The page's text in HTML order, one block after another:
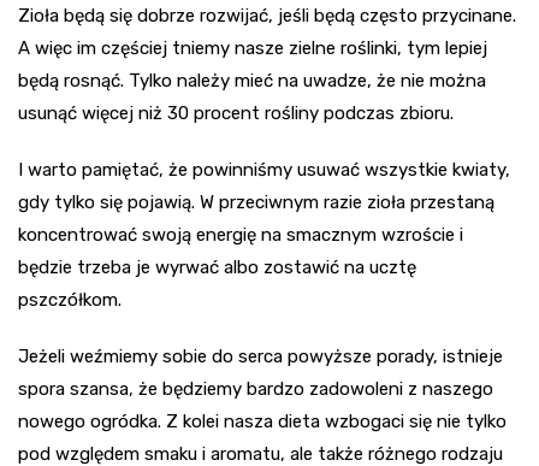
Zioła będą się dobrze rozwijać, jeśli będą często przycinane.
A więc im częściej tniemy nasze zielne roślinki, tym lepiej
będą rosnąć. Tylko należy mieć na uwadze, że nie można
usunąć więcej niż 30 procent rośliny podczas zbioru.
I warto pamiętać, że powinniśmy usuwać wszystkie kwiaty,
gdy tylko się pojawią. W przeciwnym razie zioła przestaną
koncentrować swoją energię na smacznym wzroście i
będzie trzeba je wyrwać albo zostawić na ucztę
pszczółkom.
Jeżeli weźmiemy sobie do serca powyższe porady, istnieje
spora szansa, że będziemy bardzo zadowoleni z naszego
nowego ogródka. Z kolei nasza dieta wzbogaci się nie tylko
pod względem smaku i aromatu, ale także różnego rodzaju